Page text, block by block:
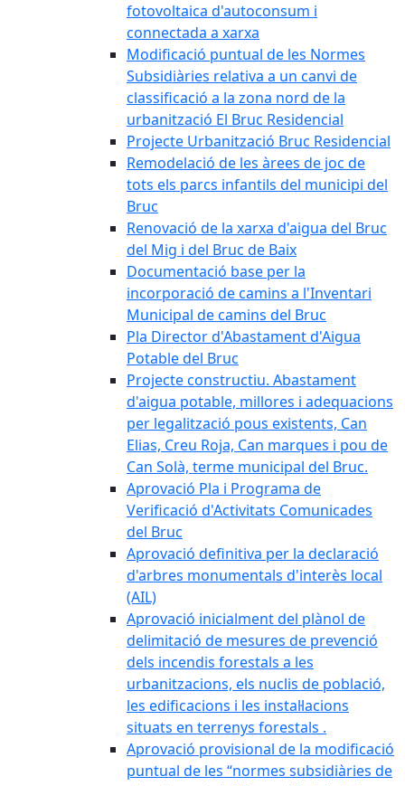
fotovoltaica d'autoconsum i
connectada a xarxa
Modificació puntual de les Normes
Subsidiàries relativa a un canvi de
classificació a la zona nord de la
urbanització El Bruc Residencial
Projecte Urbanització Bruc Residencial
Remodelació de les àrees de joc de
tots els parcs infantils del municipi del
Bruc
Renovació de la xarxa d'aigua del Bruc
del Mig i del Bruc de Baix
Documentació base per la
incorporació de camins a l'Inventari
Municipal de camins del Bruc
Pla Director d'Abastament d'Aigua
Potable del Bruc
Projecte constructiu. Abastament
d'aigua potable, millores i adequacions
per legalització pous existents, Can
Elias, Creu Roja, Can marques i pou de
Can Solà, terme municipal del Bruc.
Aprovació Pla i Programa de
Verificació d'Activitats Comunicades
del Bruc
Aprovació definitiva per la declaració
d'arbres monumentals d'interès local
(AIL)
Aprovació inicialment del plànol de
delimitació de mesures de prevenció
dels incendis forestals a les
urbanitzacions, els nuclis de població,
les edificacions i les instal·lacions
situats en terrenys forestals .
Aprovació provisional de la modificació
puntual de les “normes subsidiàries de